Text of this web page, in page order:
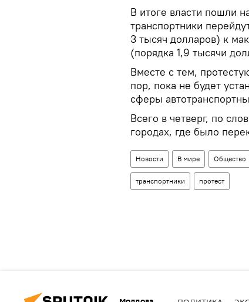
В итоге власти пошли
транспортники
3 тысяч долларов) к
(порядка 1,9 тысячи
Вместе с тем,
пор, пока не будет
сферы
Всего в четверг, по
городах, где было
Новости В мире Общество
транспортники протест